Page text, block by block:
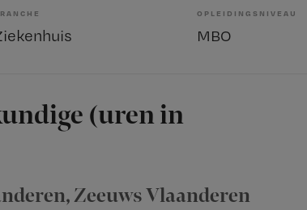
OPLEIDINGSNIVEAU
MBO
(uren in
, Zeeuws Vlaanderen